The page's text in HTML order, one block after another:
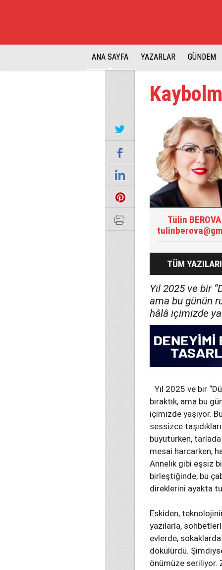
ANA SAYFA YAZARLAR GÜNDEM
Tülin BEROVA
TÜM YAZILARI
Yıl 2025 ve bir
ama bu günün
hâlâ içimizde
Yıl 2025 ve bir
bıraktık, ama bu
içimizde yaşıyor.
sessizce
büyütürken,
mesai harcarken,
Annelik gibi eşsiz
birleştiğinde, bu
direklerini ayakta
Eskiden,
yazılarla,
evlerde, sokaklarda
dökülürdü.
önümüze seriliyor.